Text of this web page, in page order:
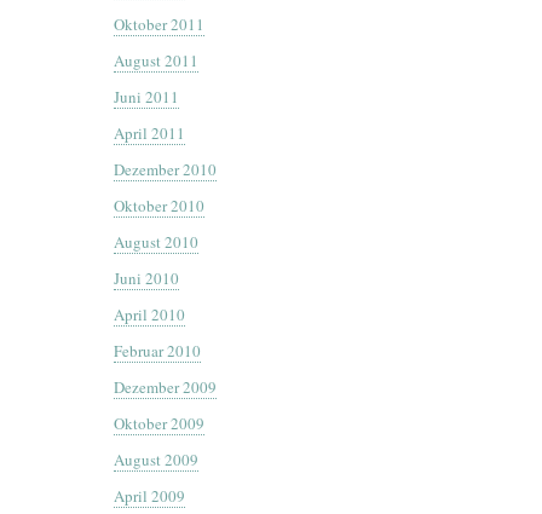
Oktober 2011
August 2011
Juni 2011
April 2011
Dezember 2010
Oktober 2010
August 2010
Juni 2010
April 2010
Februar 2010
Dezember 2009
Oktober 2009
August 2009
April 2009